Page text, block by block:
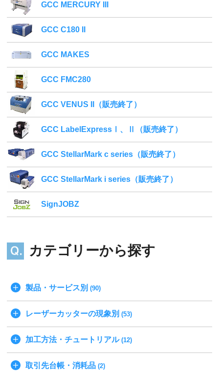
GCC MERCURY III
GCC C180 II
GCC MAKES
GCC FMC280
GCC VENUS II（販売終了）
GCC LabelExpressⅠ、Ⅱ（販売終了）
GCC StellarMark c series（販売終了）
GCC StellarMark i series（販売終了）
SignJOBZ
カテゴリーから探す
製品・サービス別 (90)
レーザーカッターの現象別 (53)
加工方法・チュートリアル(12)
取引先台帳・消耗品 (2)